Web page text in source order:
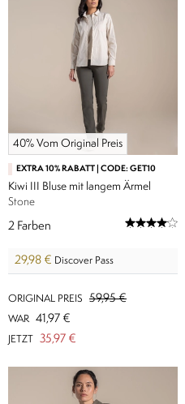
40% Vom Original Preis
EXTRA 10% RABATT | CODE: GET10
Kiwi III Bluse mit langem Ärmel
Stone
2 Farben
29,98 € Discover Pass
ORIGINAL PREIS 59,95 €
WAR 41,97 €
JETZT 35,97 €